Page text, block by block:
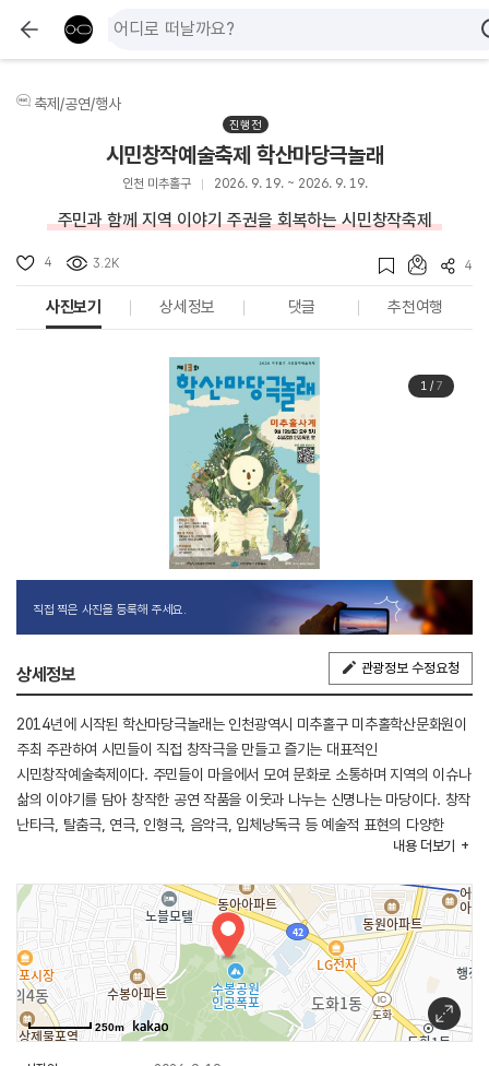
축제/공연/행사
진행전
시민창작예술축제 학산마당극놀래
인천 미추홀구 2026. 9. 19. ~ 2026. 9. 19.
주민과 함께 지역 이야기 주권을 회복하는 시민창작축제
4 3.2K 4
사진보기 상세정보 댓글 추천여행
1/ 7
직접 찍은 사진을 등록해 주세요.
상세정보 관광정보 수정요청
2014년에 시작된 학산마당극놀래는 인천광역시 미추홀구 미추홀학산문화원이
주최 주관하여 시민들이 직접 창작극을 만들고 즐기는 대표적인
시민창작예술축제이다. 주민들이 마을에서 모여 문화로 소통하며 지역의 이슈나
삶의 이야기를 담아 창작한 공연 작품을 이웃과 나누는 신명나는 마당이다. 창작
난타극, 탈춤극, 연극, 인형극, 음악극, 입체낭독극 등 예술적 표현의 다양한
형식을 넘나드는 시민문화예술의 장으로 거듭나고 있다. 지역주민이 만드는
등이 연대하여 공동체 예술의 성장과 지역 문화의 발전을 이루어 가고 있다.
[행사내용]
- 주요 프로그램 : 마당예술동아리 시민창작 마당극 공연
- 부대 행사 및 프로그램 : 여는 마당 / 시민 축하공연(합창) / 관악공연 /
200인의 주민 심사단 / 문화예술 체험부스 / 시민 참여 이벤트 / 동아리 활동
내용 더보기
250m